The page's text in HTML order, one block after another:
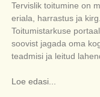
Tervislik toitumine on
eriala, harrastus ja kirg.
Toitumistarkuse
soovist jagada oma
teadmisi ja leitud
Loe edasi...